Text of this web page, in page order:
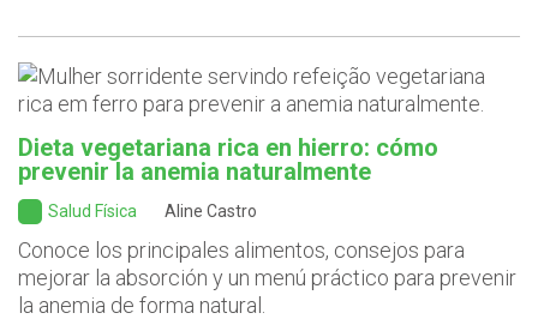
Dieta vegetariana rica en hierro: cómo
prevenir la anemia naturalmente
Salud Física Aline Castro
Conoce los principales alimentos, consejos para
mejorar la absorción y un menú práctico para prevenir
la anemia de forma natural.